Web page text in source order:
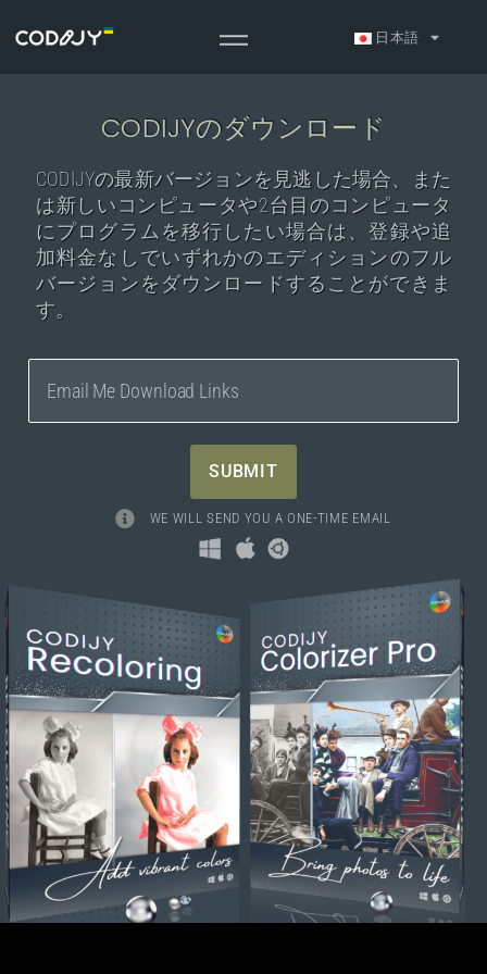
日本語
CODIJYのダウンロード
CODIJYの最新バージョンを見逃した場合、また
は新しいコンピュータや2台目のコンピュータ
にプログラムを移行したい場合は、登録や追
加料金なしでいずれかのエディションのフル
バージョンをダウンロードすることができま
す。
SUBMIT
WE WILL SEND YOU A ONE-TIME EMAIL